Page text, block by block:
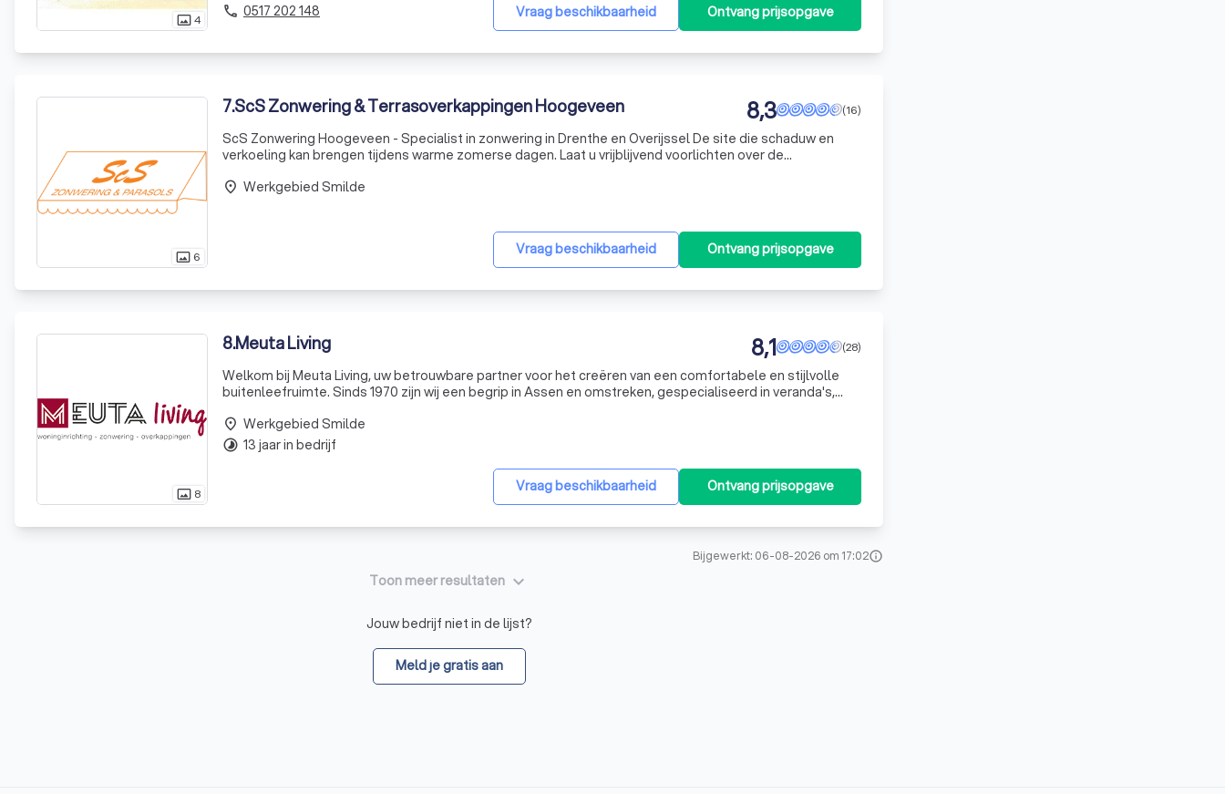
photo_size_select_actual4 Vraag beschikbaarheid Ontvang prijsopgave
phone 0517 202 148
photo_size_select_actual 6
7.ScS Zonwering & Terrasoverkappingen Hoogeveen (16)
8,3
ScS Zonwering Hoogeveen - Specialist in zonwering in Drenthe en Overijssel De site die schaduw en
verkoeling kan brengen tijdens warme zomerse dagen. Laat u vrijblijvend voorlichten over de
Hoogeveen!
Vraag beschikbaarheid Ontvang prijsopgave
place Werkgebied Smilde
photo_size_select_actual 8
8.Meuta Living (28)
8,1
Welkom bij Meuta Living, uw betrouwbare partner voor het creëren van een comfortabele en stijlvolle
buitenleefruimte. Sinds 1970 zijn wij een begrip in Assen en omstreken, gespecialiseerd in veranda's,
Vraag beschikbaarheid Ontvang prijsopgave
place Werkgebied Smilde
timelapse 13 jaar in bedrijf
Bijgewerkt: 06-08-2026 om 17:02info
Toon meer resultaten keyboard_arrow_down
Jouw bedrijf niet in de lijst?
Meld je gratis aan